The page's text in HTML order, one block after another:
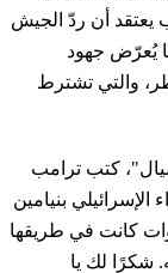
يعتقد أن ردّ الجيش
يُعرّض جهود
والتي تشترط
كتب ترامب
بنيامين
كانت في طريقها
شكرًا لك يا